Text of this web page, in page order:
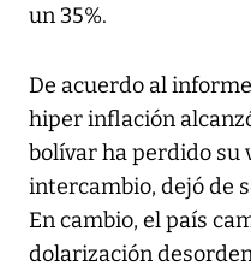
un 35%.
De acuerdo al
hiper inflación
bolívar ha perdido su
intercambio, dejó de
En cambio, el país
dolarización